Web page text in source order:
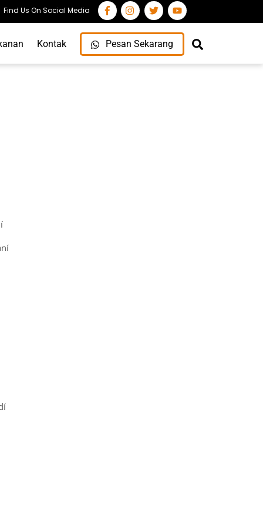
Find Us On Social Media
Kontak Pesan Sekarang